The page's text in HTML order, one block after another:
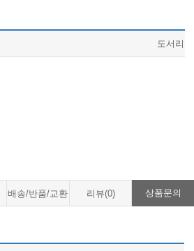
도서리뷰
배송/반품/교환 리뷰(0) 상품문의